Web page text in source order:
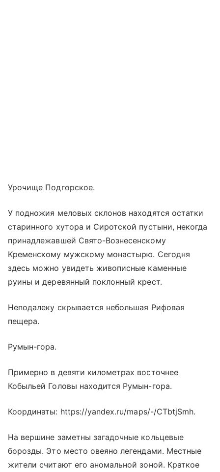
Урочище Подгорское.
У подножия меловых склонов находятся остатки
старинного хутора и Сиротской пустыни, некогда
принадлежавшей Свято-Вознесенскому
Кременскому мужскому монастырю. Сегодня
здесь можно увидеть живописные каменные
руины и деревянный поклонный крест.
Неподалеку скрывается небольшая Рифовая
пещера.
Румын-гора.
Примерно в девяти километрах восточнее
Кобыльей Головы находится Румын-гора.
Координаты: https://yandex.ru/maps/-/CTbtjSmh.
На вершине заметны загадочные кольцевые
борозды. Это место овеяно легендами. Местные
жители считают его аномальной зоной. Краткое